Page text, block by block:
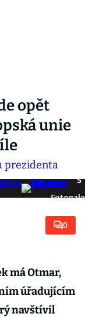
opět
unie
5
0
má Otmar,
úřadujícím
navštívil